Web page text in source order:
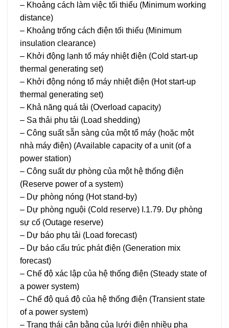
– Khoảng cách làm việc tối thiểu (Minimum working
distance)
– Khoảng trống cách điện tối thiểu (Minimum
insulation clearance)
– Khởi động lạnh tổ máy nhiệt điện (Cold start-up
thermal generating set)
– Khởi động nóng tổ máy nhiệt điện (Hot start-up
thermal generating set)
– Khả năng quá tải (Overload capacity)
– Sa thải phụ tải (Load shedding)
– Công suất sẵn sàng của một tổ máy (hoặc một
nhà máy điện) (Available capacity of a unit (of a
power station)
– Công suất dự phòng của một hệ thống điện
(Reserve power of a system)
– Dự phòng nóng (Hot stand-by)
– Dự phòng nguội (Cold reserve) I.1.79. Dự phòng
sự cố (Outage reserve)
– Dự báo phụ tải (Load forecast)
– Dự báo cấu trúc phát điện (Generation mix
forecast)
– Chế độ xác lập của hệ thống điện (Steady state of
a power system)
– Chế độ quá độ của hệ thống điện (Transient state
of a power system)
– Trạng thái cân bằng của lưới điện nhiều pha